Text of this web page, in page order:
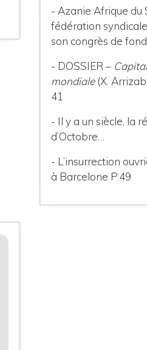
- Azanie Afrique du
fédération
son congrès de
- DOSSIER –
mondiale (X.
41
- Il y a un siècle, la
d’Octobre…
- L’insurrection
à Barcelone P.49